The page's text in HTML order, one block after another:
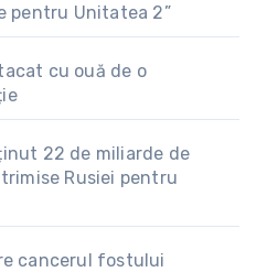
pentru Unitatea 2”
cu ouă de o
22 de miliarde de
Rusiei pentru
cancerul fostului